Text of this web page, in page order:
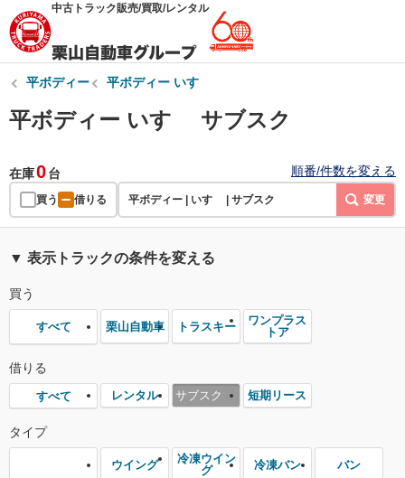
中古トラック販売/買取/レンタル
平ボディー 平ボディー いすゞ
平ボディー いすゞ サブスク
在庫0台 順番/件数を変える
買う 借りる 平ボディー | いすゞ | サブスク 変更
▼ 表示トラックの条件を変える
買う
すべて 栗山自動車 トラスキー
ワンプラス
トア
借りる
すべて レンタル サブスク 短期リース
タイプ
ウイング
冷凍ウイン
グ
冷凍バン バン